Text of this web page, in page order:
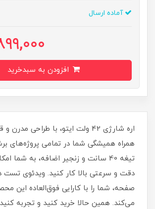
آماده ارسال
اره شارژی 42 ولت ایتو، با طراحی
همراه همیشگی شما در تمامی پروژه‌های
تیغه 40 سانت و زنجیر اضافه، به شما
دقت و سرعتی بالا کار کنید. ویدئوی تست
صفحه، شما را با کارایی فوق‌العاده این
می‌کند. همین حالا خرید کنید و تجربه